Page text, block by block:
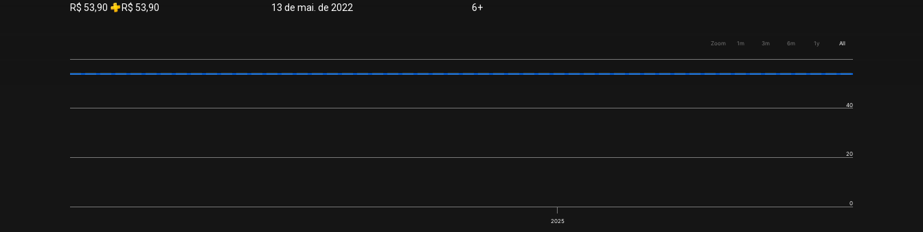
R$ 53,90 R$ 53,90 13 de mai. de 2022 6+
Zoom 1m 3m 6m 1y All
2025
0
20
40